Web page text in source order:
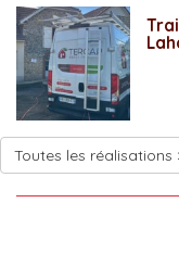
Toutes les réalisations